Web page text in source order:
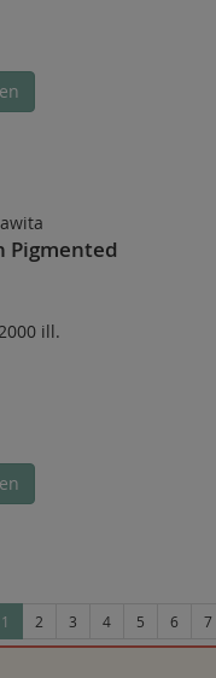
Pigmented
ill.
1 2 3 4 5 6 7